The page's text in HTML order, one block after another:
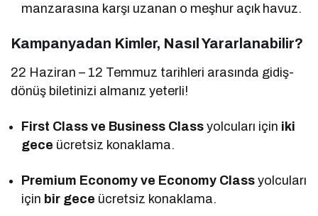
manzarasına karşı uzanan o meşhur açık havuz.
Kampanyadan Kimler, Nasıl Yararlanabilir?
22 Haziran – 12 Temmuz tarihleri arasında gidiş-
dönüş biletinizi almanız yeterli!
First Class ve Business Class yolcuları için iki
gece ücretsiz konaklama.
Premium Economy ve Economy Class yolcuları
için bir gece ücretsiz konaklama.